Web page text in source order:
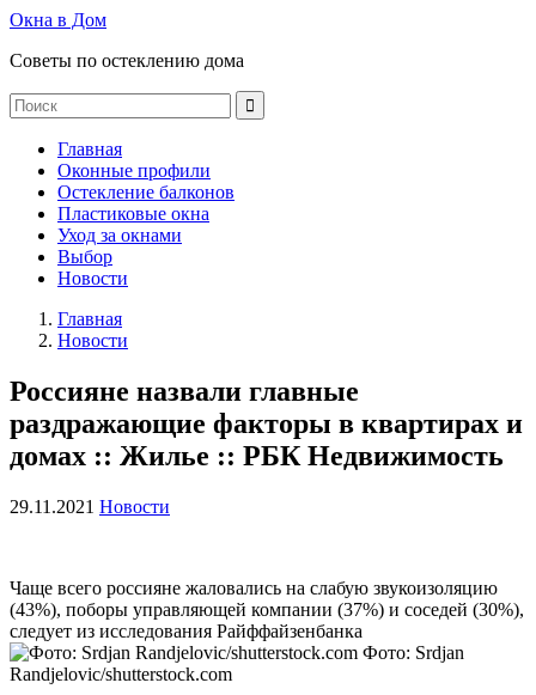
Окна в Дом
Советы по остеклению дома
Главная
Оконные профили
Остекление балконов
Пластиковые окна
Уход за окнами
Выбор
Новости
Главная
Новости
Россияне назвали главные
раздражающие факторы в квартирах и
домах :: Жилье :: РБК Недвижимость
29.11.2021 Новости
Чаще всего россияне жаловались на слабую звукоизоляцию
(43%), поборы управляющей компании (37%) и соседей (30%),
следует из исследования Райффайзенбанка
Фото: Srdjan
Randjelovic/shutterstock.com